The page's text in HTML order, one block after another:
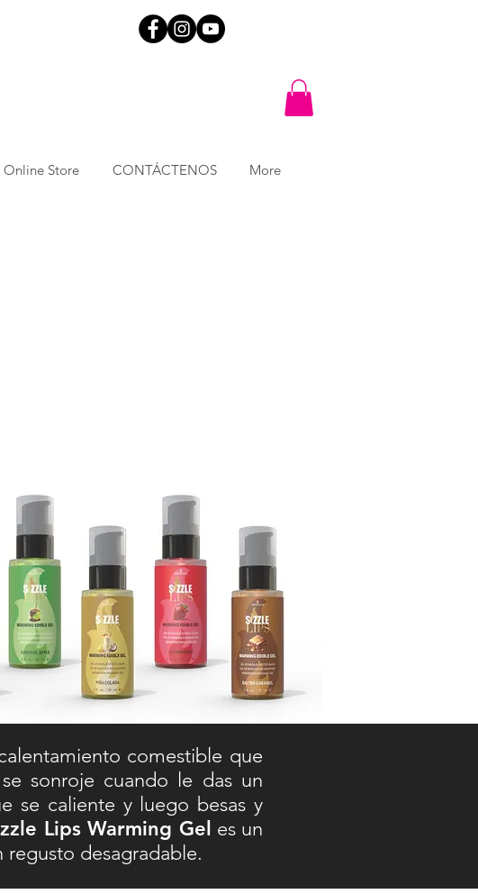
Online Store CONTÁCTENOS More
comestible que
sonroje cuando le das un
se caliente y luego besas y
Lips Warming Gel es un
desagradable.